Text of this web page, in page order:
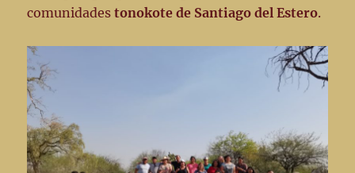
comunidadestonokote de Santiago del Estero.